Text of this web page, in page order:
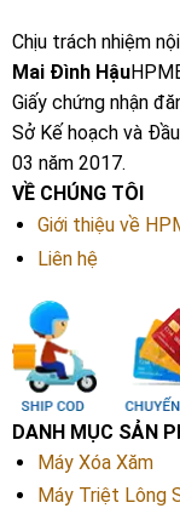
Chịu trách nhiệm
Mai Đình Hậu
Giấy chứng nhận
Sở Kế hoạch và
03 năm 2017.
VỀ CHÚNG TÔI
Giới thiệu về
Liên hệ
DANH MỤC SẢN
Máy Xóa Xăm
Máy Triệt Lông